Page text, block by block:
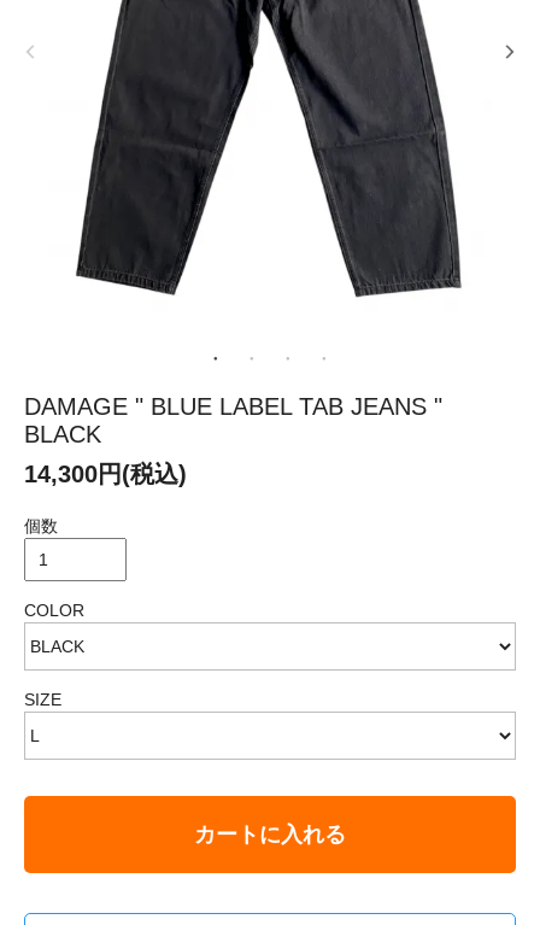
DAMAGE " BLUE LABEL TAB JEANS "
BLACK
14,300円(税込)
個数
COLOR
SIZE
カートに入れる